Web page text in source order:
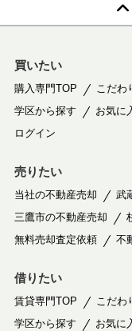
買いたい
購入専門TOP こだわ
学区から探す
お気に
ログイン
売りたい
当社の不動産売却
武
三鷹市の不動産売却
無料売却査定依頼
不
借りたい
賃貸専門TOP こだわ
学区から探す
お気に